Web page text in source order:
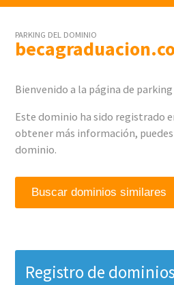
PARKING DEL DOMINIO
Bienvenido a la página de
Este dominio ha sido registrado
obtener más información,
dominio.
Buscar dominios similares
Registro de dominios